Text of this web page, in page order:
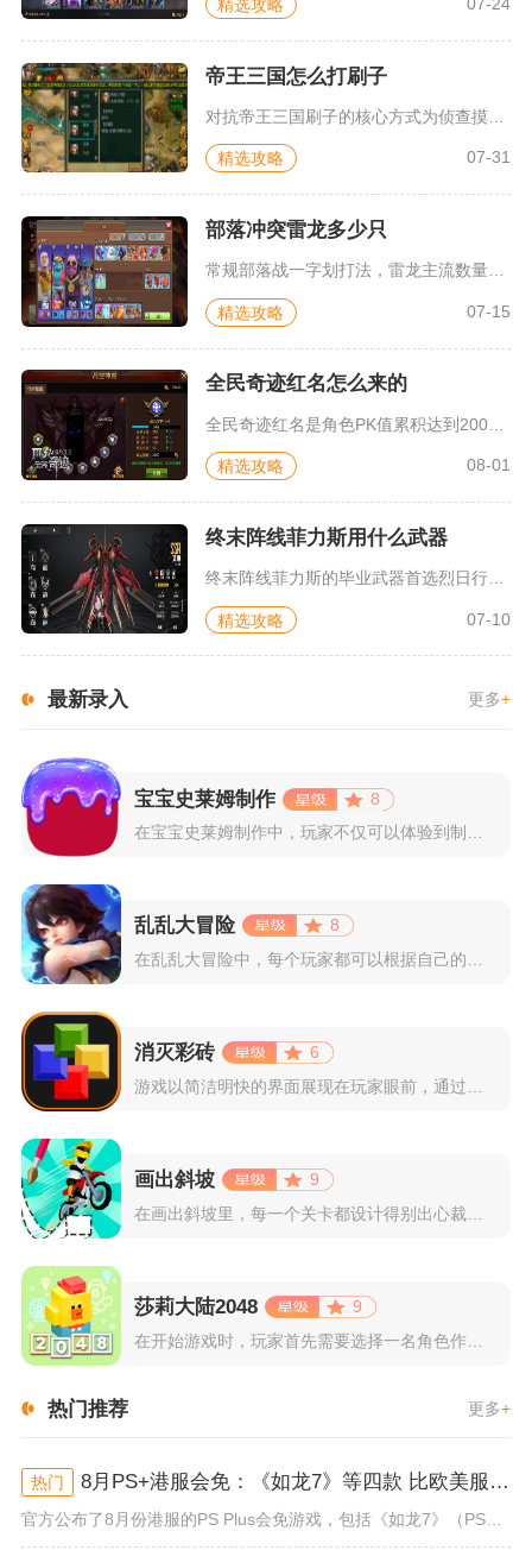
精选攻略
帝王三国怎么打刷子
精选攻略 07-31
部落冲突雷龙多少只
常规部落战一字划打法，雷龙主流数量稳定在7到8只，高本冲三星...
精选攻略 07-15
全民奇迹红名怎么来的
全民奇迹红名是角色PK值累积达到200点及以上触发的名称变色...
精选攻略 08-01
终末阵线菲力斯用什么武器
终末阵线菲力斯的毕业武器首选烈日行者刃枪，缺少该武器时可以优...
精选攻略 07-10
最新录入 更多+
宝宝史莱姆制作
8
在宝宝史莱姆制作中，玩家不仅可以体验到制作史莱姆的乐趣，还能...
乱乱大冒险
8
在乱乱大冒险中，每个玩家都可以根据自己的喜好选择和培养角色，...
消灭彩砖
6
游戏以简洁明快的界面展现在玩家眼前，通过简单的滑动屏幕即可控...
画出斜坡
9
莎莉大陆2048
9
热门推荐 更多+
热门 8月PS+港服会免：《如龙7》等四款 比欧美服多一款
官方公布了8月份港服的PS Plus会免游戏，包括《如龙7》（PS4/PS5）、《小小梦魇》（PS4）、《托尼霍克职业滑...